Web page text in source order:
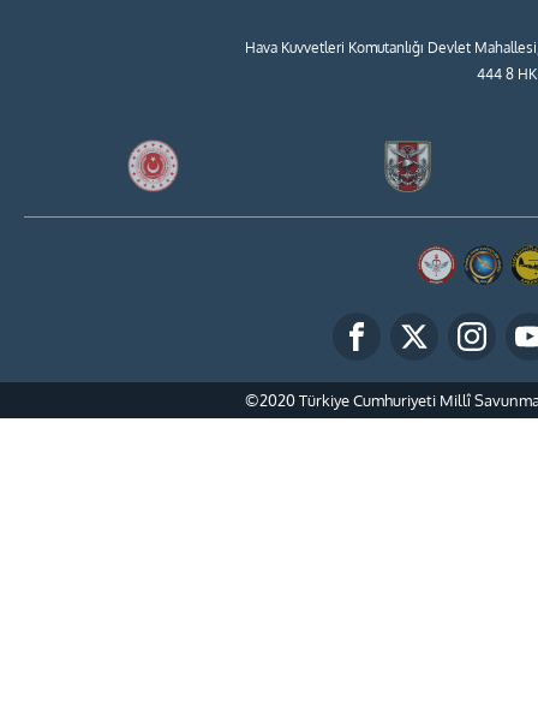
Hava Kuvvetleri Komutanlığı Devlet
444 8
©2020 Türkiye Cumhuriyeti Millî